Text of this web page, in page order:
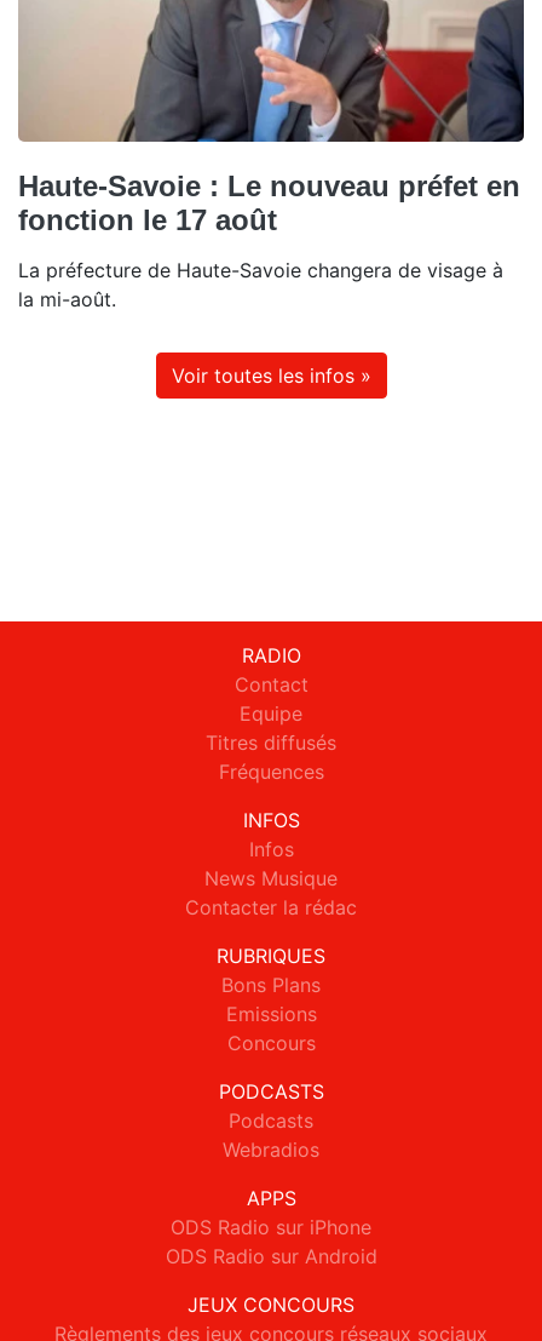
Haute-Savoie : Le nouveau préfet en
fonction le 17 août
La préfecture de Haute-Savoie changera de visage à
la mi-août.
Voir toutes les infos »
RADIO
Contact
Equipe
Titres diffusés
Fréquences
INFOS
Infos
News Musique
Contacter la rédac
RUBRIQUES
Bons Plans
Emissions
Concours
PODCASTS
Podcasts
Webradios
APPS
ODS Radio sur iPhone
ODS Radio sur Android
JEUX CONCOURS
Règlements des jeux concours réseaux sociaux